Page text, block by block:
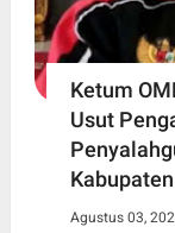
Ketum
Usut
Agustus 03,